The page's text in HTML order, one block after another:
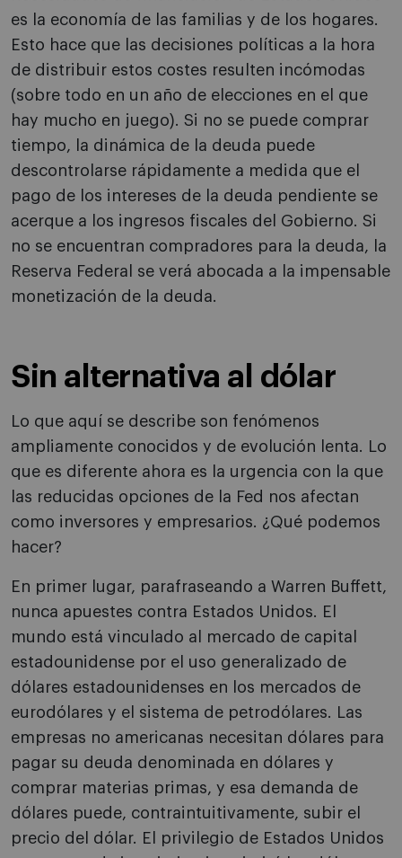
es la economía de las familias y de los hogares.
Esto hace que las decisiones políticas a la hora
de distribuir estos costes resulten incómodas
(sobre todo en un año de elecciones en el que
hay mucho en juego). Si no se puede comprar
tiempo, la dinámica de la deuda puede
descontrolarse rápidamente a medida que el
pago de los intereses de la deuda pendiente se
acerque a los ingresos fiscales del Gobierno. Si
no se encuentran compradores para la deuda, la
Reserva Federal se verá abocada a la impensable
monetización de la deuda.
Sin alternativa al dólar
Lo que aquí se describe son fenómenos
ampliamente conocidos y de evolución lenta. Lo
que es diferente ahora es la urgencia con la que
las reducidas opciones de la Fed nos afectan
como inversores y empresarios. ¿Qué podemos
hacer?
En primer lugar, parafraseando a Warren Buffett,
nunca apuestes contra Estados Unidos. El
mundo está vinculado al mercado de capital
estadounidense por el uso generalizado de
dólares estadounidenses en los mercados de
eurodólares y el sistema de petrodólares. Las
empresas no americanas necesitan dólares para
pagar su deuda denominada en dólares y
comprar materias primas, y esa demanda de
dólares puede, contraintuitivamente, subir el
precio del dólar. El privilegio de Estados Unidos